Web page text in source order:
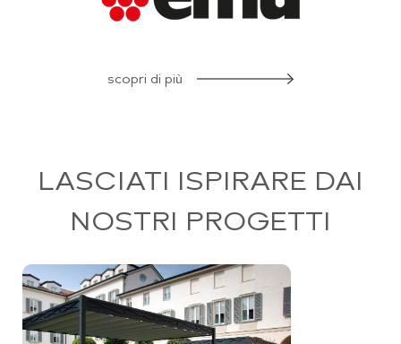
scopri di più
LASCIATI ISPIRARE DAI
NOSTRI PROGETTI